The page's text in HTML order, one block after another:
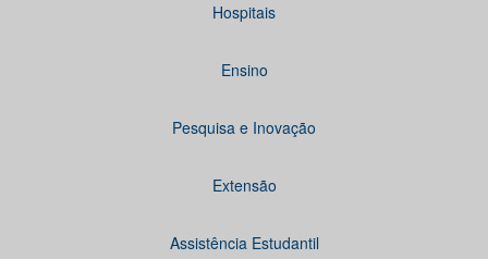
Hospitais
Ensino
Pesquisa e Inovação
Extensão
Assistência Estudantil